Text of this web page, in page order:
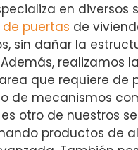
en diversos
puertas de
sin dañar la
realizamos la
que requiere de
de mecanismos
otro de nuestros
productos de